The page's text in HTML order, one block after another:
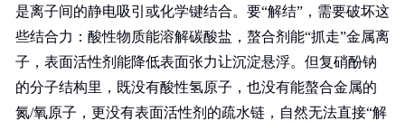
是离子间的静电吸引或化学键结合。要“解结”，需要破坏这
些结合力：酸性物质能溶解碳酸盐，螯合剂能“抓走”金属离
子，表面活性剂能降低表面张力让沉淀悬浮。但复硝酚钠
的分子结构里，既没有酸性氢原子，也没有能螯合金属的
氮/氧原子，更没有表面活性剂的疏水链，自然无法直接“解